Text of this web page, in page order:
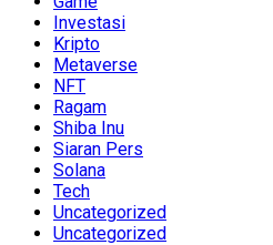
Investasi
Kripto
Metaverse
NFT
Ragam
Shiba Inu
Siaran Pers
Solana
Tech
Uncategorized
Uncategorized